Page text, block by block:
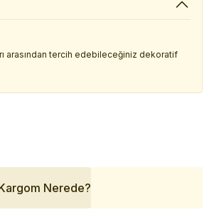
arasından tercih edebileceğiniz dekoratif
Nerede?